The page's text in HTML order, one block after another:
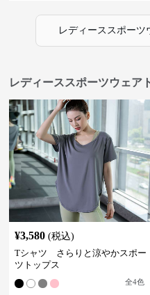
レディーススポーツ
レディーススポーツウェア
¥3,580 (税込)
Tシャツ さらりと涼やかスポー
ツトップス
全4色